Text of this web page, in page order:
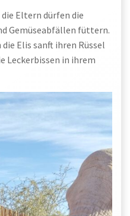
Eltern dürfen die
Gemüseabfällen füttern.
Elis sanft ihren Rüssel
Leckerbissen in ihrem